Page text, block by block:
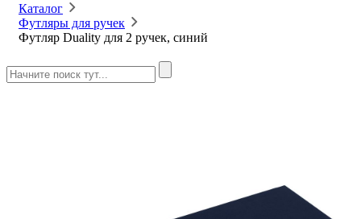
Каталог
Футляры для ручек
Футляр Duality для 2 ручек, синий